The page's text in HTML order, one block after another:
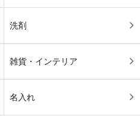
洗剤
雑貨・インテリア
名入れ